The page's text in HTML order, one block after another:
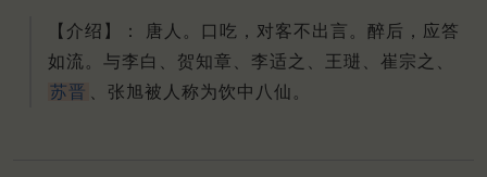
【介绍】： 唐人。 口吃，对客不出言。 醉后，应答
如流。 与李白、贺知章、李适之、王琎、崔宗之、
苏晋
、张旭被人称为饮中八仙。